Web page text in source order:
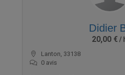
Didier
20,00 €
Lanton, 33138
0 avis